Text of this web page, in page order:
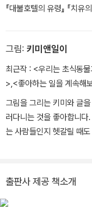
『대불호텔의 유령』 『치유
우수상을 수상했다.
그림: 키미앤일이
최근작 : <우리는 초식동
> <좋아하는 일을 계속해
그림을 그리는 키미와 글
러다니는 것을 좋아합니
는 사람들인지 헷갈릴 때
출판사 제공 책소개